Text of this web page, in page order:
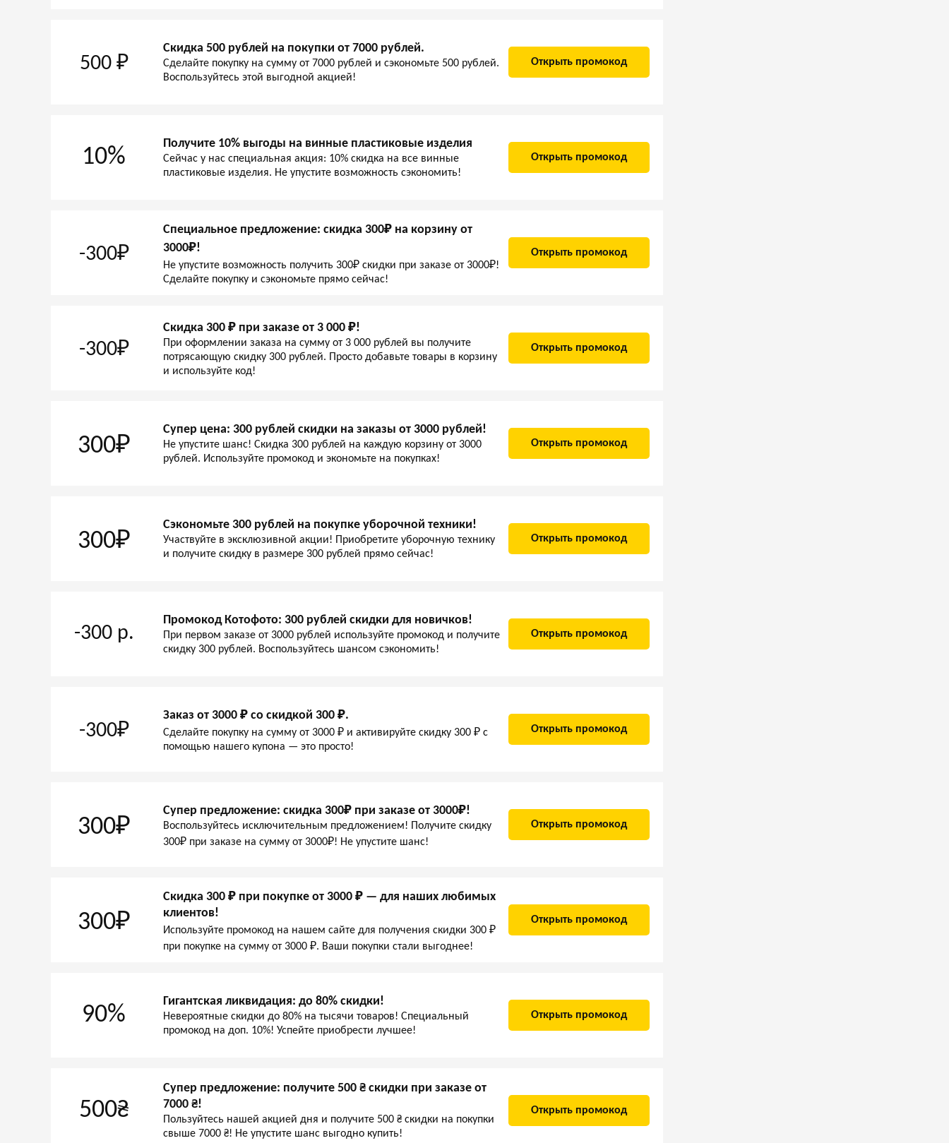
500 ₽
Скидка 500 рублей на покупки от 7000 рублей.
Сделайте покупку на сумму от 7000 рублей и сэкономьте 500 рублей.
Воспользуйтесь этой выгодной акцией!
Открыть промокод
10%
Получите 10% выгоды на винные пластиковые изделия
Сейчас у нас специальная акция: 10% скидка на все винные
пластиковые изделия. Не упустите возможность сэкономить!
Открыть промокод
-300₽
Специальное предложение: скидка 300₽ на корзину от
3000₽!
Не упустите возможность получить 300₽ скидки при заказе от 3000₽!
Сделайте покупку и сэкономьте прямо сейчас!
Открыть промокод
-300₽
Скидка 300 ₽ при заказе от 3 000 ₽!
При оформлении заказа на сумму от 3 000 рублей вы получите
потрясающую скидку 300 рублей. Просто добавьте товары в корзину
и используйте код!
Открыть промокод
300₽
Супер цена: 300 рублей скидки на заказы от 3000 рублей!
Не упустите шанс! Скидка 300 рублей на каждую корзину от 3000
рублей. Используйте промокод и экономьте на покупках!
Открыть промокод
300₽
Сэкономьте 300 рублей на покупке уборочной техники!
Участвуйте в эксклюзивной акции! Приобретите уборочную технику
и получите скидку в размере 300 рублей прямо сейчас!
Открыть промокод
-300 р.
Промокод Котофото: 300 рублей скидки для новичков!
При первом заказе от 3000 рублей используйте промокод и получите
скидку 300 рублей. Воспользуйтесь шансом сэкономить!
Открыть промокод
-300₽
Заказ от 3000 ₽ со скидкой 300 ₽.
Сделайте покупку на сумму от 3000 ₽ и активируйте скидку 300 ₽ с
помощью нашего купона — это просто!
Открыть промокод
300₽
Супер предложение: скидка 300₽ при заказе от 3000₽!
Воспользуйтесь исключительным предложением! Получите скидку
300₽ при заказе на сумму от 3000₽! Не упустите шанс!
Открыть промокод
300₽
Скидка 300 ₽ при покупке от 3000 ₽ — для наших любимых
клиентов!
Используйте промокод на нашем сайте для получения скидки 300 ₽
при покупке на сумму от 3000 ₽. Ваши покупки стали выгоднее!
Открыть промокод
90%
Гигантская ликвидация: до 80% скидки!
Невероятные скидки до 80% на тысячи товаров! Специальный
промокод на доп. 10%! Успейте приобрести лучшее!
Открыть промокод
500₴
Супер предложение: получите 500 ₴ скидки при заказе от
7000 ₴!
Пользуйтесь нашей акцией дня и получите 500 ₴ скидки на покупки
свыше 7000 ₴! Не упустите шанс выгодно купить!
Открыть промокод